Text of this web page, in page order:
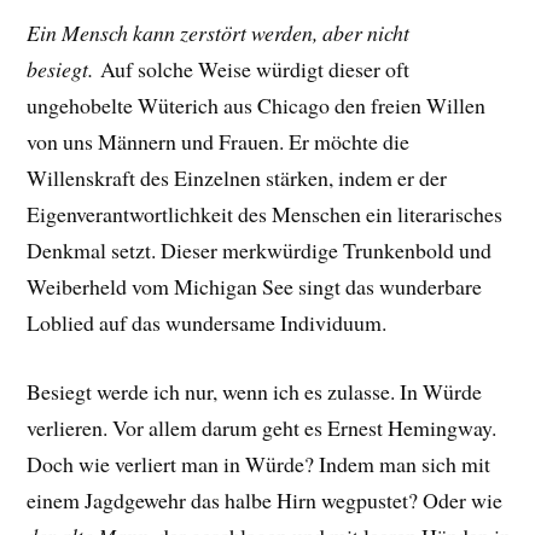
Ein Mensch kann zerstört werden, aber nicht
besiegt. Auf solche Weise würdigt dieser oft
ungehobelte Wüterich aus Chicago den freien Willen
von uns Männern und Frauen. Er möchte die
Willenskraft des Einzelnen stärken, indem er der
Eigenverantwortlichkeit des Menschen ein literarisches
Denkmal setzt. Dieser merkwürdige Trunkenbold und
Weiberheld vom Michigan See singt das wunderbare
Loblied auf das wundersame Individuum.
Besiegt werde ich nur, wenn ich es zulasse. In Würde
verlieren. Vor allem darum geht es Ernest Hemingway.
Doch wie verliert man in Würde?Indem man sich mit
einem Jagdgewehr das halbe Hirn wegpustet? Oderwie